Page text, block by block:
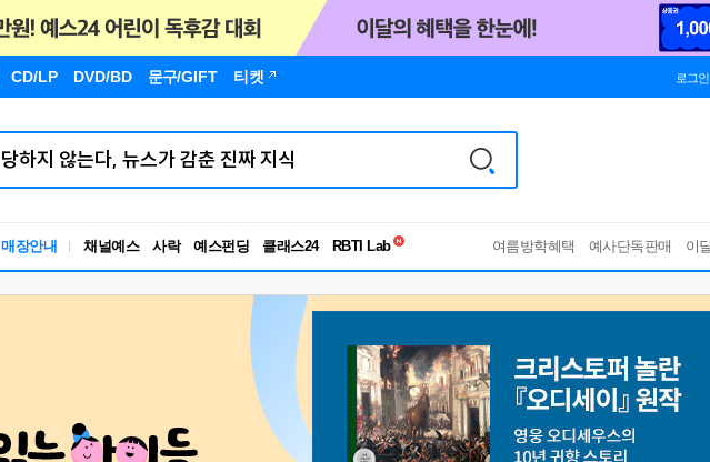
CD/LP DVD/BD 문구/GIFT 티켓 로그인
매장안내 채널예스 사락 예스펀딩 클래스24
독서유형검사
여름방학혜택 예사단독판매 이